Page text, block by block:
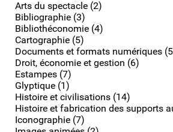
Arts du spectacle (2)
Bibliographie (3)
Bibliothéconomie (4)
Cartographie (5)
Documents et formats numériques
Droit, économie et gestion (6)
Estampes (7)
Glyptique (1)
Histoire et civilisations (14)
Histoire et fabrication des supports
Iconographie (7)